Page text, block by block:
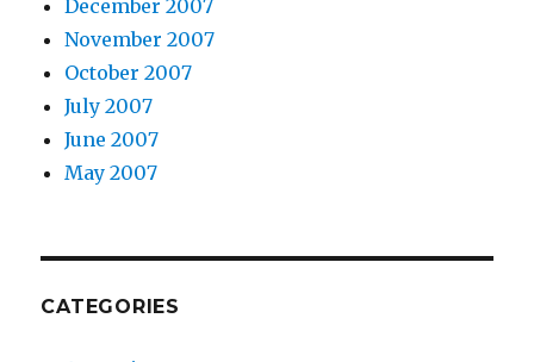
December 2007
November 2007
October 2007
July 2007
June 2007
May 2007
CATEGORIES